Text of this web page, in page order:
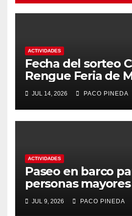
ACTIVIDADES
Fecha del sorteo
Rengue Feria de
2026
JUL 14, 2026 PACO PINEDA
ACTIVIDADES
Paseo en barco
personas mayores
JUL 9, 2026 PACO PINEDA